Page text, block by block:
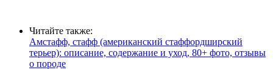
Читайте также:
Амстафф, стафф (американский стаффордширский
терьер): описание, содержание и уход, 80+ фото, отзывы
о породе